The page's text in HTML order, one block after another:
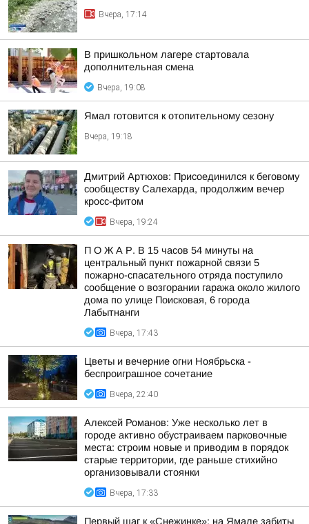
Вчера, 17:14
В пришкольном лагере стартовала
дополнительная смена
Вчера, 19:08
Ямал готовится к отопительному сезону
Вчера, 19:18
Дмитрий Артюхов: Присоединился к беговому
сообществу Салехарда, продолжим вечер
кросс-фитом
Вчера, 19:24
П О Ж А Р. В 15 часов 54 минуты на
центральный пункт пожарной связи 5
пожарно-спасательного отряда поступило
сообщение о возгорании гаража около жилого
дома по улице Поисковая, 6 города
Лабытнанги
Вчера, 17:43
Цветы и вечерние огни Ноябрьска -
беспроиграшное сочетание
Вчера, 22:40
Алексей Романов: Уже несколько лет в
городе активно обустраиваем парковочные
места: строим новые и приводим в порядок
старые территории, где раньше стихийно
организовывали стоянки
Вчера, 17:33
Первый шаг к «Снежинке»: на Ямале забиты